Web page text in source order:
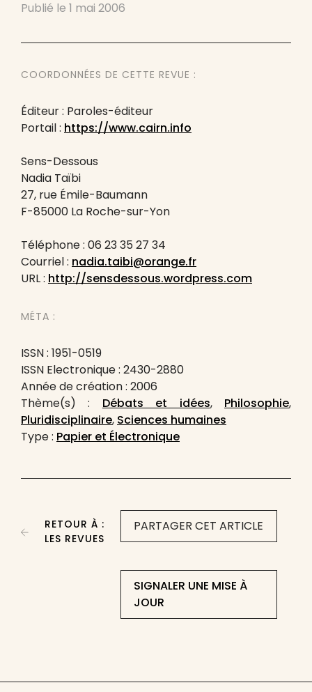
Publié le 1 mai 2006
COORDONNÉES DE CETTE REVUE :
Éditeur : Paroles-éditeur
Portail : https://www.cairn.info
Sens-Dessous
Nadia Taïbi
27, rue Émile-Baumann
F-85000 La Roche-sur-Yon
Téléphone : 06 23 35 27 34
Courriel : nadia.taibi@orange.fr
URL : http://sensdessous.wordpress.com
MÉTA :
ISSN : 1951-0519
ISSN Electronique : 2430-2880
Année de création : 2006
Thème(s) : Débats et idées, Philosophie,
Pluridisciplinaire, Sciences humaines
Type : Papier et Électronique
PARTAGER CET ARTICLE
SIGNALER UNE MISE À
JOUR
RETOUR À :
LES REVUES